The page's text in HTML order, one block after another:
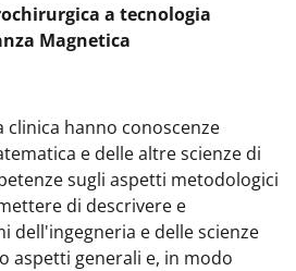
a tecnologia
Magnetica
clinica hanno conoscenze
e delle altre scienze di
sugli aspetti metodologici
di descrivere e
dell'ingegneria e delle scienze
aspetti generali e, in modo